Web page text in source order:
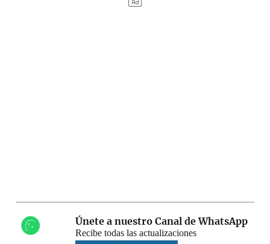
Únete a nuestro Canal de WhatsApp
Recibe todas las actualizaciones